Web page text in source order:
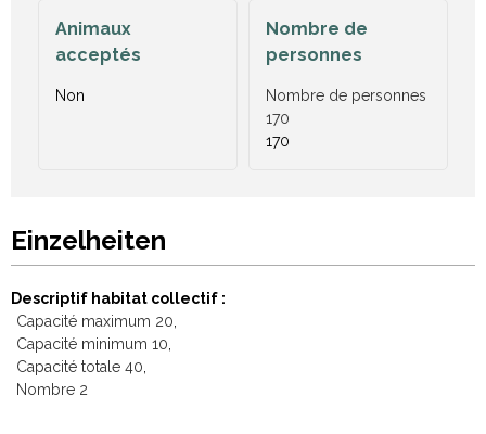
Animaux
acceptés
Non
Nombre de
personnes
Nombre de personnes
170
170
Einzelheiten
Descriptif habitat collectif
Capacité maximum 20
Capacité minimum 10
Capacité totale 40
Nombre 2